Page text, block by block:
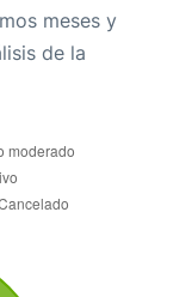
meses y
de la